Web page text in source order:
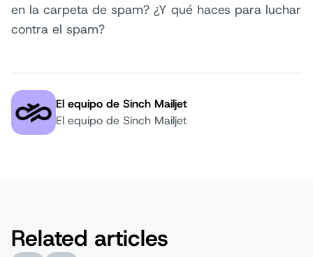
en la carpeta de spam? ¿Y qué haces para luchar
contra el spam?
Autor:
El equipo de Sinch Mailjet
El equipo de Sinch Mailjet
Related articles